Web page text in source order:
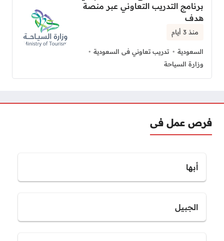
برنامج التدريب التعاوني عبر منصة
هدف
منذ 3 أيام
السعودية
تدريب تعاوني فى السعودية
وزارة السياحة
فرص عمل فى
أبها
الجبيل